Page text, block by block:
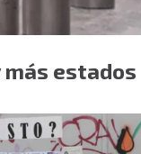
más estados